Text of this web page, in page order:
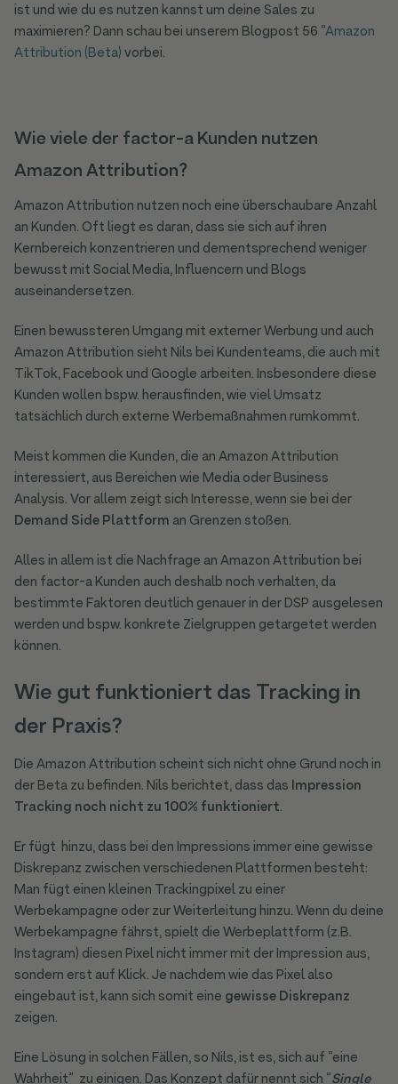
ist und wie du es nutzen kannst um deine Sales zu
maximieren? Dann schau bei unserem Blogpost 56 “Amazon
Attribution (Beta)vorbei.
Wie viele der factor-a Kunden nutzen
Amazon Attribution?
Amazon Attribution nutzen noch eine überschaubare Anzahl
an Kunden. Oft liegt es daran, dass sie sich auf ihren
Kernbereich konzentrieren und dementsprechend weniger
bewusst mit Social Media, Influencern und Blogs
auseinandersetzen.
Einen bewussteren Umgang mit externer Werbung und auch
Amazon Attribution sieht Nils bei Kundenteams, die auch mit
TikTok, Facebook und Google arbeiten. Insbesondere diese
Kunden wollen bspw. herausfinden, wie viel Umsatz
tatsächlich durch externe Werbemaßnahmen rumkommt.
Meist kommen die Kunden, die an Amazon Attribution
interessiert, aus Bereichen wie Media oder Business
Analysis. Vor allem zeigt sich Interesse, wenn sie bei der
Demand Side Plattform an Grenzen stoßen.
Alles in allem ist die Nachfrage an Amazon Attribution bei
den factor-a Kunden auch deshalb noch verhalten, da
bestimmte Faktoren deutlich genauer in der DSP ausgelesen
werden und bspw. konkrete Zielgruppen getargetet werden
können.
Wie gut funktioniert das Tracking in
der Praxis?
Die Amazon Attribution scheint sich nicht ohne Grund noch in
der Beta zu befinden. Nils berichtet, dass das Impression
Tracking noch nicht zu 100% funktioniert.
Er fügt hinzu, dass bei den Impressions immer eine gewisse
Diskrepanz zwischen verschiedenen Plattformen besteht:
Man fügt einen kleinen Trackingpixel zu einer
Werbekampagne oder zur Weiterleitung hinzu. Wenn du deine
Werbekampagne fährst, spielt die Werbeplattform (z.B.
Instagram) diesen Pixel nicht immer mit der Impression aus,
sondern erst auf Klick. Je nachdem wie das Pixel also
eingebaut ist, kann sich somit eine gewisse Diskrepanz
zeigen.
Eine Lösung in solchen Fällen, so Nils, ist es, sich auf “eine
Wahrheit” zu einigen. Das Konzept dafür nennt sich “Single